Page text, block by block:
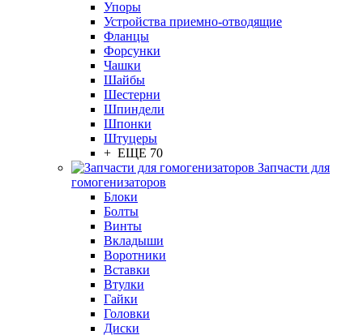
Упоры
Устройства приемно-отводящие
Фланцы
Форсунки
Чашки
Шайбы
Шестерни
Шпиндели
Шпонки
Штуцеры
+ ЕЩЕ 70
Запчасти для
гомогенизаторов
Блоки
Болты
Винты
Вкладыши
Воротники
Вставки
Втулки
Гайки
Головки
Диски